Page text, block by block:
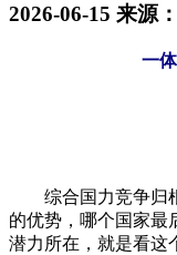
2026-06-15 来源
一
综合国力竞争归根
的优势，哪个国家最
潜力所在，就是看这